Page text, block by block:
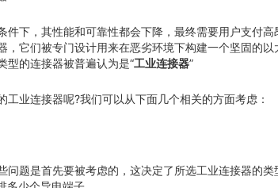
件下，其性能和可靠性都会下降，最终需要用户支付
，它们被专门设计用来在恶劣环境下构建一个坚固的
型的连接器被普遍认为是“工业连接器”
工业连接器呢?我们可以从下面几个相关的方面考虑：
问题是首先要被考虑的，这决定了所选工业连接器的